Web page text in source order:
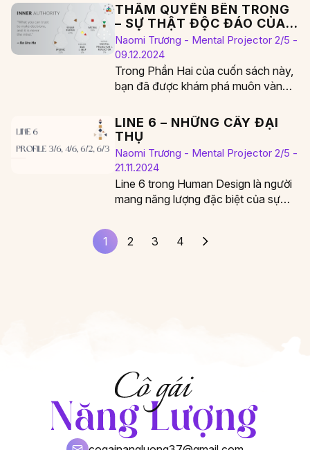
THẨM QUYỀN BÊN TRONG
– SỰ THẬT ĐỘC ĐÁO CỦA
CHÚNG TA
Naomi Trương - Mental Projector 2/5 -
09.12.2024
Trong Phần Hai của cuốn sách này,
bạn đã được khám phá muôn vàn
LINE 6 – NHỮNG CÂY ĐẠI
THỤ
Naomi Trương - Mental Projector 2/5 -
21.11.2024
Line 6 trong Human Design là người
mang năng lượng đặc biệt của sự
1
2 3 4